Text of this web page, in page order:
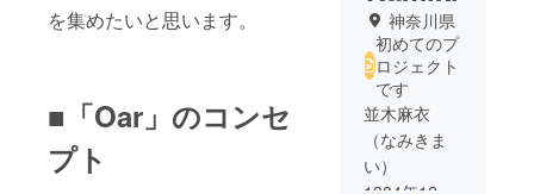
を集めたいと思います。
■「Oar」のコンセ
プト
神奈川県
初めてのプ
ロジェクト
です
並木麻衣
（なみきま
い）